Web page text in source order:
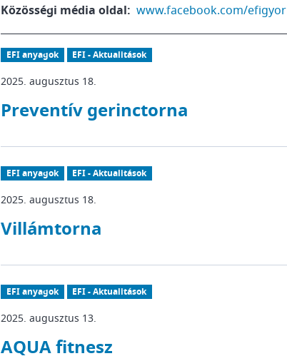
Közösségi média oldal: www.facebook.com/efigyor
EFI anyagok EFI - Aktualitások
2025. augusztus 18.
Preventív gerinctorna
EFI anyagok EFI - Aktualitások
2025. augusztus 18.
Villámtorna
EFI anyagok EFI - Aktualitások
2025. augusztus 13.
AQUA fitnesz